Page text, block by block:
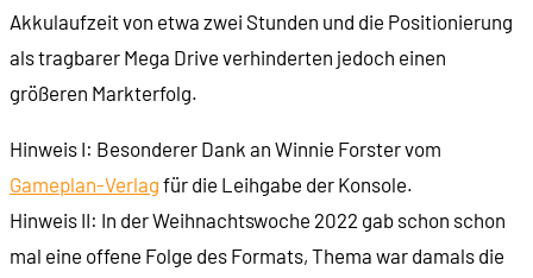
Akkulaufzeit von etwa zwei Stunden und die Positionierung
als tragbarer Mega Drive verhinderten jedoch einen
größeren Markterfolg.
Hinweis I: Besonderer Dank an Winnie Forster vom
Gameplan-Verlag für die Leihgabe der Konsole.
Hinweis II: In der Weihnachtswoche 2022 gab schon schon
mal eine offene Folge des Formats, Thema war damals die